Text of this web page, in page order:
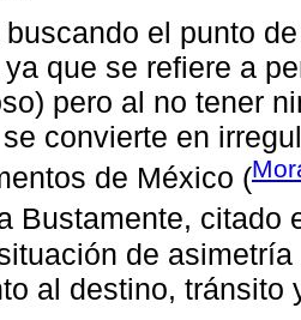
el punto
que se refiere a
pero al no tener
convierte en
de México (
Bustamente, citado
de
al destino, tránsito